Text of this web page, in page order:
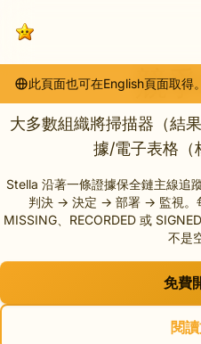
競爭
大多數組織將掃描器（結
據/電子表格（
Stella 沿著一條證據保全鏈主線
判決 → 決定 → 部署 → 監視。
MISSING、RECORDED 或
不是
免費
閱
此頁面也可在English頁面取得。